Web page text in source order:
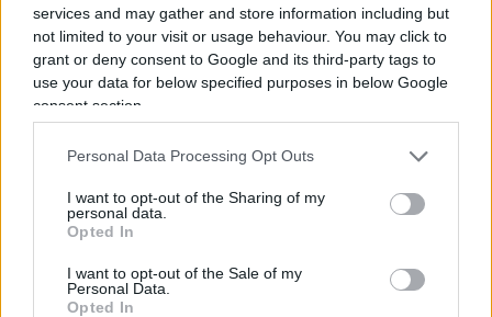
services and may gather and store information including but
not limited to your visit or usage behaviour. You may click to
grant or deny consent to Google and its third-party tags to
use your data for below specified purposes in below Google
consent section.
Personal Data Processing Opt Outs
I want to opt-out of the Sharing of my
personal data.
Opted In
I want to opt-out of the Sale of my
Personal Data.
Opted In
Obiettivi comprensibili, ma forse come si ripete
più. I veri problemi della Corte non finiscono
infatti.,con la responsabilità erariale.
giudizi che durano anni, con un costo anche per
funzionari e amministratori che alla fine risultano